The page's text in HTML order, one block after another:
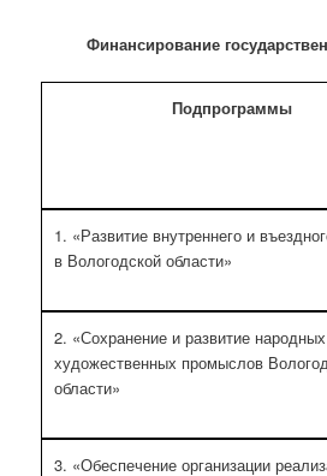
Финансирование
Подпрограммы
1. «Развитие внутреннего и
в Вологодской области»
2. «Сохранение и развитие народных
художественных промыслов
области»
3. «Обеспечение организации